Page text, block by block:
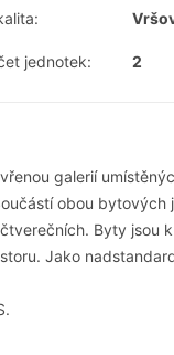
jednotek: 2
galerií
obou bytových
Byty jsou
Jako